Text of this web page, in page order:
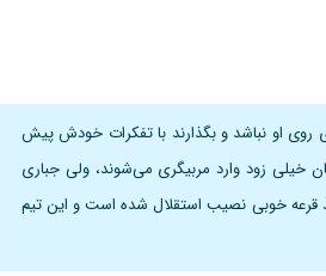
او نباشد و بگذارند با تفکرات خودش پیش
خیلی زود وارد مربیگری می‌شوند، ولی جباری
قرعه خوبی نصیب استقلال شده است و این تیم